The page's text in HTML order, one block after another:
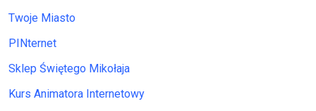
Twoje Miasto
PINternet
Sklep Świętego Mikołaja
Kurs Animatora Internetowy